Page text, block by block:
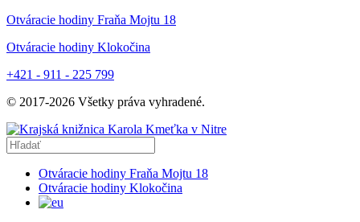
Otváracie hodiny Fraňa Mojtu 18
Otváracie hodiny Klokočina
+421 - 911 - 225 799
© 2017-2026 Všetky práva vyhradené.
Otváracie hodiny Fraňa Mojtu 18
Otváracie hodiny Klokočina